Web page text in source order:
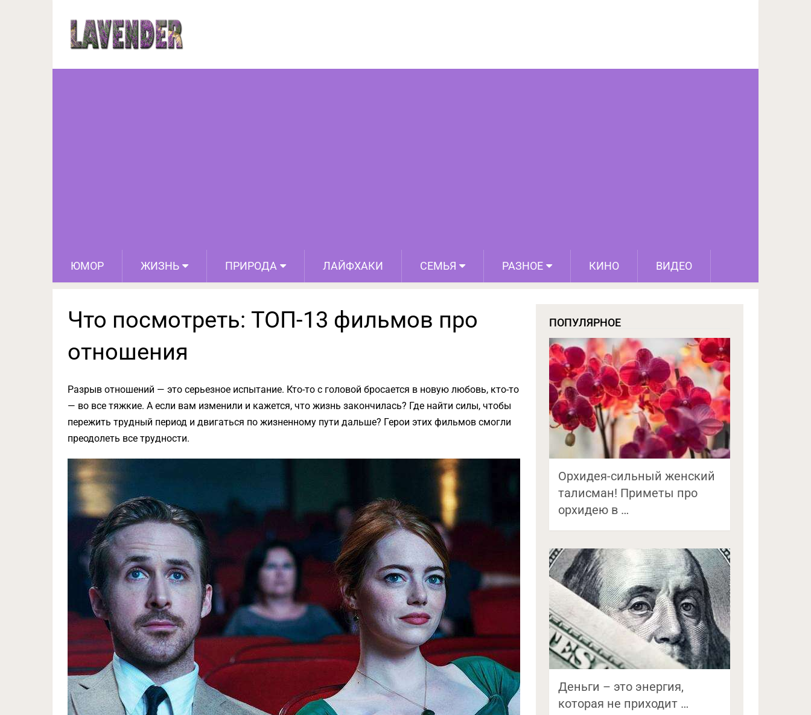
ЮМОР ЖИЗНЬ ПРИРОДА ЛАЙФХАКИ СЕМЬЯ РАЗНОЕ КИНО ВИДЕО
Что посмотреть: ТОП-13 фильмов про отношения
Что посмотреть: ТОП-13 фильмов про
отношения
Разрыв отношений — это серьезное испытание. Кто-то с головой бросается в новую любовь, кто-то
— во все тяжкие. А если вам изменили и кажется, что жизнь закончилась? Где найти силы, чтобы
пережить трудный период и двигаться по жизненному пути дальше? Герои этих фильмов смогли
преодолеть все трудности.
ПОПУЛЯРНОЕ
Орхидея-сильный женский
талисман! Приметы про
орхидею в …
Деньги – это энергия,
которая не приходит …